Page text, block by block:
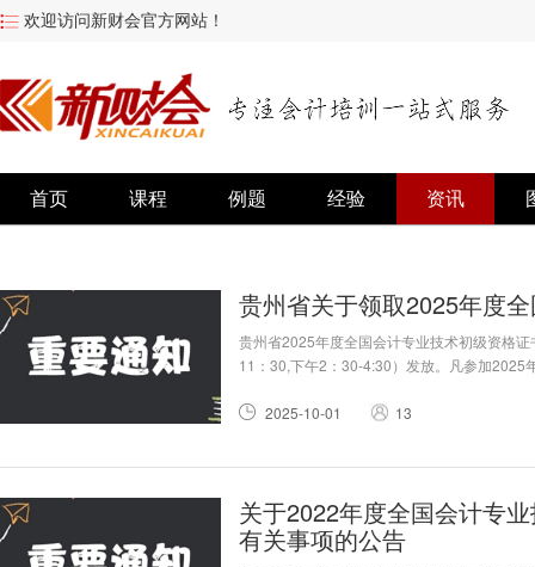
欢迎访问新财会官方网站！
首页 课程 例题 经验 资讯
贵州省关于领取2025年度
贵州省2025年度全国会计专业技术初级资格
11：30,下午2：30-4:30）发放。凡参加2025
2025-10-01
13
关于2022年度全国会计专
有关事项的公告